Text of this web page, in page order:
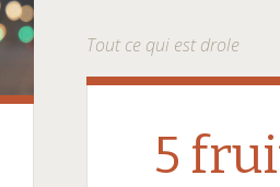
Tout ce qui est drole
5